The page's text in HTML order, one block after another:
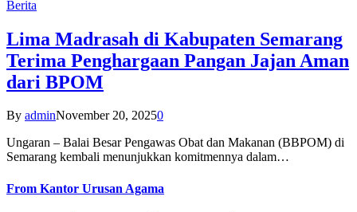
Berita
Lima Madrasah di Kabupaten Semarang
Terima Penghargaan Pangan Jajan Aman
dari BPOM
By adminNovember 20, 20250
Ungaran – Balai Besar Pengawas Obat dan Makanan (BBPOM) di
Semarang kembali menunjukkan komitmennya dalam…
From Kantor Urusan Agama